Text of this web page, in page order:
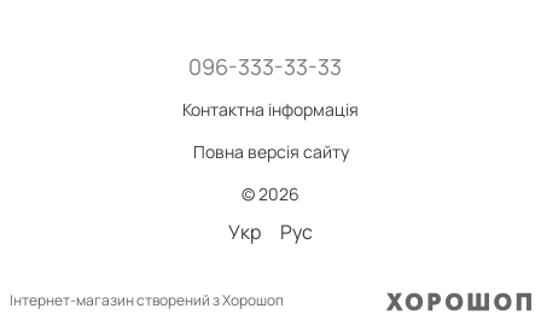
096-333-33-33
Контактна інформація
Повна версія сайту
© 2026
Укр Рус
Інтернет-магазин створений з Хорошоп